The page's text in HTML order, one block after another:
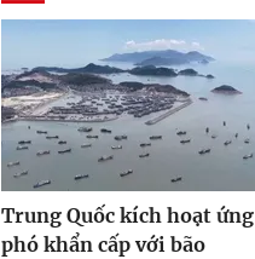
Trung Quốc kích hoạt ứng
phó khẩn cấp với bão